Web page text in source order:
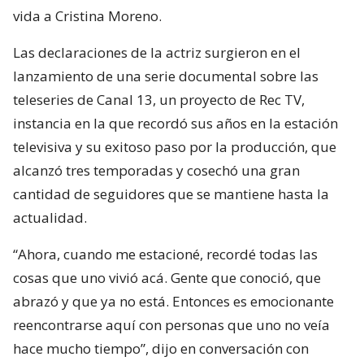
vida a Cristina Moreno.
Las declaraciones de la actriz surgieron en el
lanzamiento de una serie documental sobre las
teleseries de Canal 13, un proyecto de Rec TV,
instancia en la que recordó sus años en la estación
televisiva y su exitoso paso por la producción, que
alcanzó tres temporadas y cosechó una gran
cantidad de seguidores que se mantiene hasta la
actualidad.
“Ahora, cuando me estacioné, recordé todas las
cosas que uno vivió acá. Gente que conoció, que
abrazó y que ya no está. Entonces es emocionante
reencontrarse aquí con personas que uno no veía
hace mucho tiempo”, dijo en conversación con